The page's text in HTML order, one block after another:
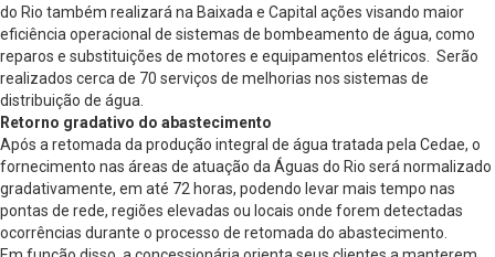
do Rio também realizará na Baixada e Capital ações visando maior
eficiência operacional de sistemas de bombeamento de água, como
reparos e substituições de motores e equipamentos elétricos. Serão
realizados cerca de 70 serviços de melhorias nos sistemas de
distribuição de água.
Retorno gradativo do abastecimento
Após a retomada da produção integral de água tratada pela Cedae, o
fornecimento nas áreas de atuação da Águas do Rio será normalizado
gradativamente, em até 72 horas, podendo levar mais tempo nas
pontas de rede, regiões elevadas ou locais onde forem detectadas
ocorrências durante o processo de retomada do abastecimento.